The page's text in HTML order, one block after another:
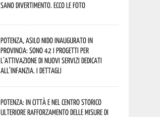
sano divertimento. Ecco le foto
Potenza, asilo nido inaugurato in
provincia: sono 42 i progetti per
l’attivazione di nuovi servizi dedicati
all’infanzia. I dettagli
Potenza: in città e nel centro storico
ulteriore rafforzamento delle misure di